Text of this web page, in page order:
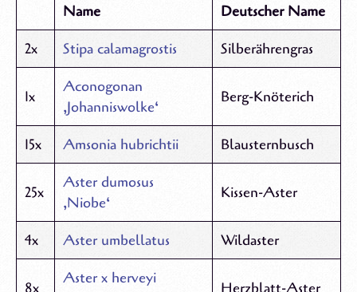
Name
Deutscher Name
2x
Stipa calamagrostis Silberährengras
1x
Aconogonan
‚Johanniswolke‘
Berg-Knöterich
15x Amsonia hubrichtii Blausternbusch
25x
Aster dumosus
‚Niobe‘
Kissen-Aster
4x Aster umbellatus Wildaster
8x
Aster x herveyi
Herzblatt-Aster